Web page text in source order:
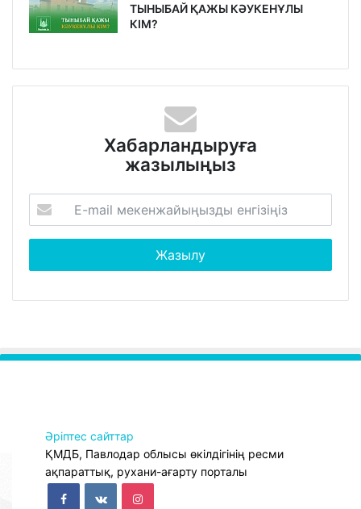
ТЫНЫБАЙ ҚАЖЫ КӘУКЕНҰЛЫ
КІМ?
Хабарландыруға
жазылыңыз
Әріптес сайттар
ҚМДБ, Павлодар облысы өкілдігінің ресми
ақпараттық, рухани-ағарту порталы